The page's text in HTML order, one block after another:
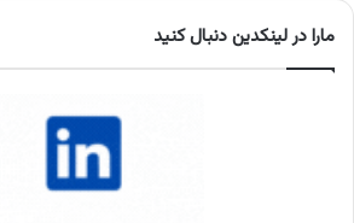
مارا در لینکدین دنبال کنید